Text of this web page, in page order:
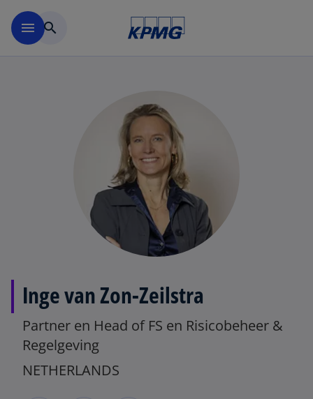
menu search
Inge van Zon-Zeilstra
Partner en Head of FS en Risicobeheer &
Regelgeving
NETHERLANDS